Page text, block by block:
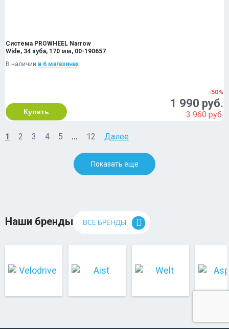
Система PROWHEEL Narrow
Wide, 34 зуба, 170 мм, 00-190657
В наличии в 6 магазинах
Купить
-50%
1 990 руб.
3 960 руб.
1 2 3 4 5 ... 12 Далее
Показать еще
Наши бренды ВСЕ БРЕНДЫ